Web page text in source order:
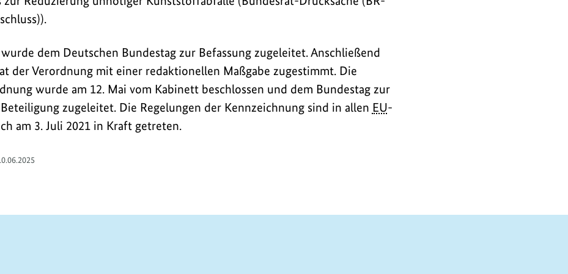
dem Deutschen Bundestag zur Befassung zugeleitet. Anschließend
der Verordnung mit einer redaktionellen Maßgabe zugestimmt. Die
wurde am 12. Mai vom Kabinett beschlossen und dem Bundestag zur
zugeleitet. Die Regelungen der Kennzeichnung sind in allen EU-
am 3. Juli 2021 in Kraft getreten.